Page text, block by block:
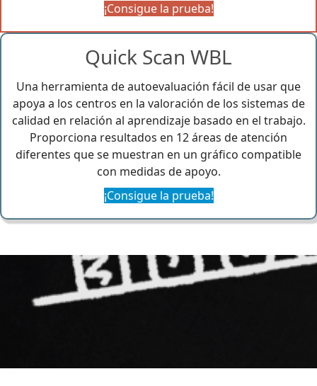
¡Consigue la prueba!
Quick Scan WBL
Una herramienta de autoevaluación fácil de usar que
apoya a los centros en la valoración de los sistemas de
calidad en relación al aprendizaje basado en el trabajo.
Proporciona resultados en 12 áreas de atención
diferentes que se muestran en un gráfico compatible
con medidas de apoyo.
¡Consigue la prueba!